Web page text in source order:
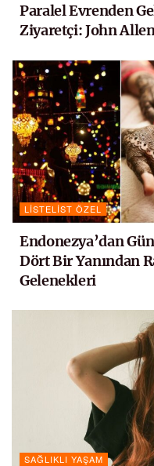
Paralel Evrenden
Ziyaretçi: John
LISTELIST ÖZEL
Endonezya’dan
Dört Bir Yanından
Gelenekleri
SAĞLIKLI YAŞAM